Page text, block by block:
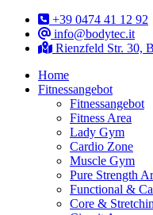
+39 0474 41 12 92
info@bodytec.it
Rienzfeld Str. 30,
Home
Fitnessangebot
Fitnessangebot
Fitness Area
Lady Gym
Cardio Zone
Muscle Gym
Pure Strength
Functional &
Core &